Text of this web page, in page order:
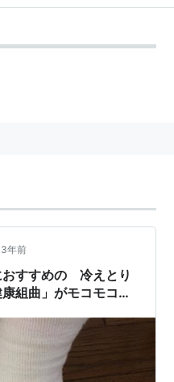
3年前
おすすめの 冷えとり
組曲」がモコモコあ